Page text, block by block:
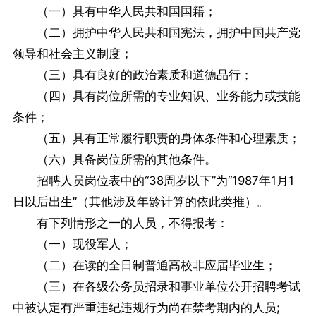
（一）具有中华人民共和国国籍；
（二）拥护中华人民共和国宪法，拥护中国共产党
领导和社会主义制度；
（三）具有良好的政治素质和道德品行；
（四）具有岗位所需的专业知识、业务能力或技能
条件；
（五）具有正常履行职责的身体条件和心理素质；
（六）具备岗位所需的其他条件。
招聘人员岗位表中的“38周岁以下”为“1987年1月1
日以后出生”（其他涉及年龄计算的依此类推）。
有下列情形之一的人员，不得报考：
（一）现役军人；
（二）在读的全日制普通高校非应届毕业生；
（三）在各级公务员招录和事业单位公开招聘考试
中被认定有严重违纪违规行为尚在禁考期内的人员;